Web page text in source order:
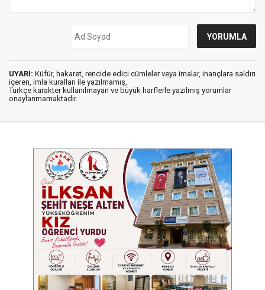
UYARI: Küfür, hakaret, rencide edici cümleler veya imalar, inançlara saldırı
içeren, imla kuralları ile yazılmamış,
Türkçe karakter kullanılmayan ve büyük harflerle yazılmış yorumlar
onaylanmamaktadır.